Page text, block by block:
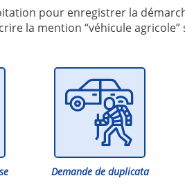
pour enregistrer la
la mention “véhicule agricole”
Demande de duplicata